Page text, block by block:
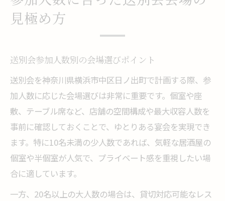
見極め方
送別会参加人数別の会場選びポイント
送別会を神奈川県横浜市中区日ノ出町で計画する際、参
加人数に応じた会場選びは非常に重要です。個室や座
敷、テーブル席など、店舗の空間構成や最大収容人数を
事前に確認しておくことで、ゆとりある宴会を実現でき
ます。特に10名未満の少人数であれば、気軽な居酒屋の
個室や半個室が人気で、プライベート感を重視したい場
合に適しています。
一方、20名以上の大人数の場合は、貸切対応可能なレス